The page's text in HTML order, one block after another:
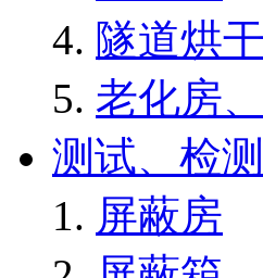
隧道烘
老化房
测试、检
屏蔽房